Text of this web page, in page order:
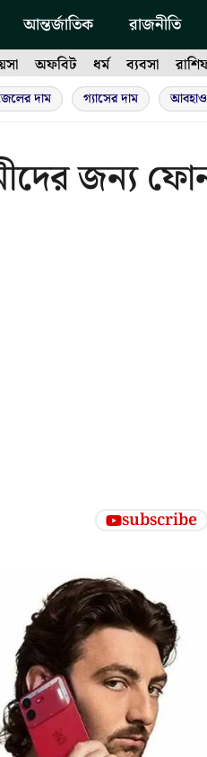
আন্তর্জাতিক রাজনীতি
অফবিট ধর্ম ব্যবসা
দাম গ্যাসের দাম
জন্য
subscribe